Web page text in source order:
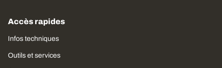
Accès rapides
Infos techniques
Outils et services